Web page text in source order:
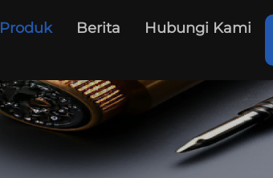
Produk Berita
Hubungi Kami